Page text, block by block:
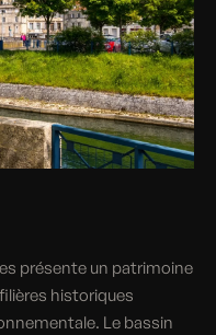
présente un patrimoine
historiques
Le bassin